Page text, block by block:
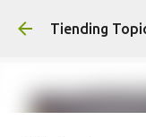
Ir
Tiending